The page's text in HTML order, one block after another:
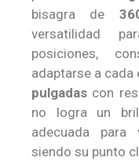
bisagra de
versatilidad
posiciones,
adaptarse a cada
pulgadas con
no logra un
adecuada para
siendo su punto